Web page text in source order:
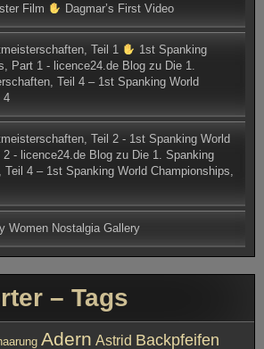
Film Dagmar’s First Video
Teil 1
1st Spanking
Part 1 - licence24.de Blog zu Die 1.
Teil 4 – 1st Spanking World
4
Teil 2 - 1st Spanking World
- licence24.de Blog zu Die 1. Spanking
4 – 1st Spanking World Championships,
Women Nostalgia Gallery
– Tags
Adern Astrid Backpfeifen